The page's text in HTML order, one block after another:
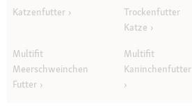
Katzenfutter
Trockenfutter
Katze
Multifit
Meerschweinchen
Futter
Multifit
Kaninchenfutter